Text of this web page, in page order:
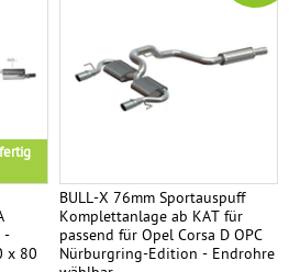
-
x 80
BULL-X 76mm Sportauspuff
Komplettanlage ab KAT für
passend für Opel Corsa D OPC
Nürburgring-Edition - Endrohre